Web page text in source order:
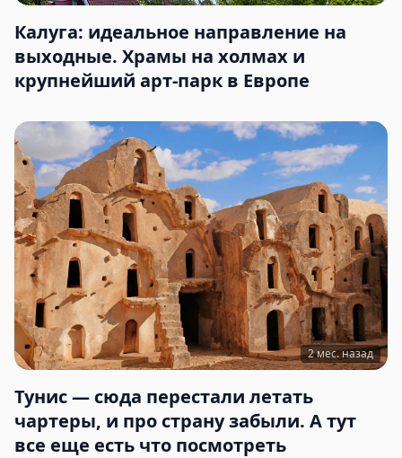
Калуга: идеальное направление на
выходные. Храмы на холмах и
крупнейший арт-парк в Европе
2 мес. назад
Тунис — сюда перестали летать
чартеры, и про страну забыли. А тут
все еще есть что посмотреть